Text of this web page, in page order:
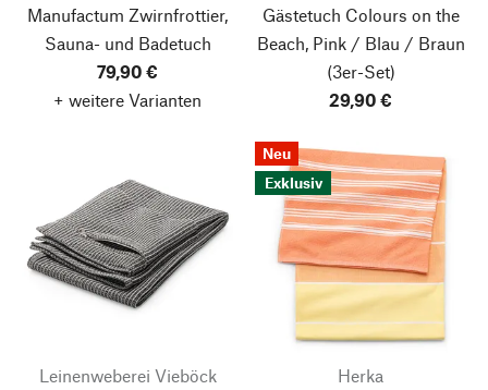
Manufactum Zwirnfrottier,
Sauna- und Badetuch
79,90 €
+ weitere Varianten
Gästetuch Colours on the
Beach, Pink / Blau / Braun
(3er-Set)
29,90 €
Leinenweberei Vieböck
Neu
Exklusiv
Herka